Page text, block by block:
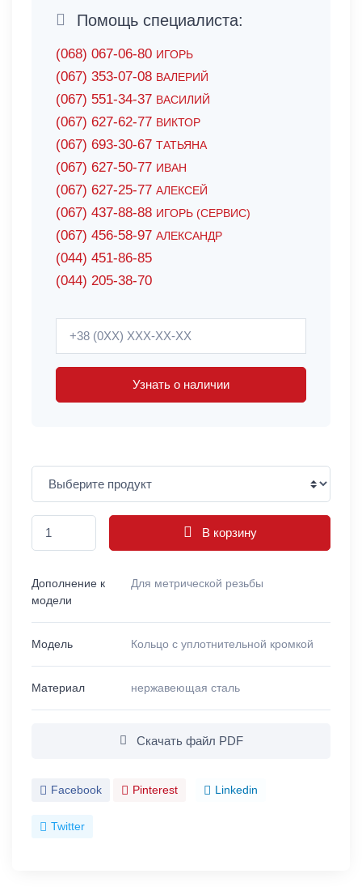
Помощь специалиста:
(068) 067-06-80 ИГОРЬ
(067) 353-07-08 ВАЛЕРИЙ
(067) 551-34-37 ВАСИЛИЙ
(067) 627-62-77 ВИКТОР
(067) 693-30-67 ТАТЬЯНА
(067) 627-50-77 ИВАН
(067) 627-25-77 АЛЕКСЕЙ
(067) 437-88-88 ИГОРЬ (СЕРВИС)
(067) 456-58-97 АЛЕКСАНДР
(044) 451-86-85
(044) 205-38-70
Узнать о наличии
В корзину
Дополнение к
модели
Для метрической резьбы
Модель Кольцо с уплотнительной кромкой
Материал нержавеющая сталь
Скачать файл PDF
Facebook Pinterest Linkedin
Twitter